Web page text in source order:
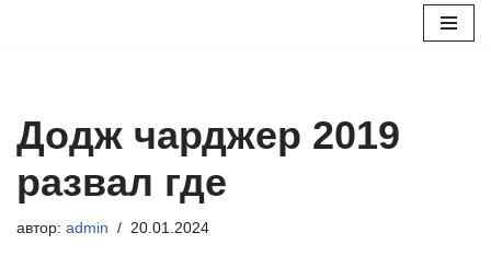
Додж чарджер 2019
развал где
автор: admin 20.01.2024